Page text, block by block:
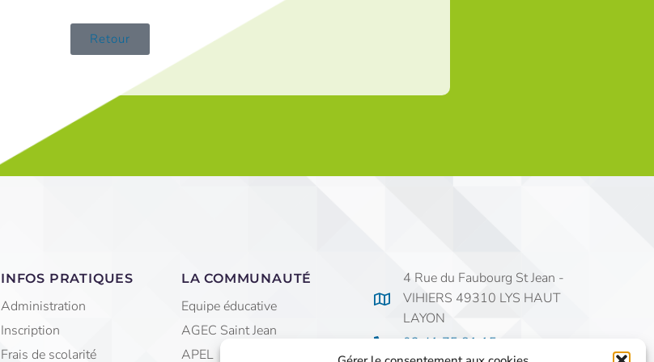
Retour
INFOS PRATIQUES
Administration
Inscription
Frais de scolarité
LA COMMUNAUTÉ
Equipe éducative
AGEC Saint Jean
APEL
4 Rue du Faubourg St Jean -
VIHIERS 49310 LYS HAUT
LAYON
02 41 75 81 15